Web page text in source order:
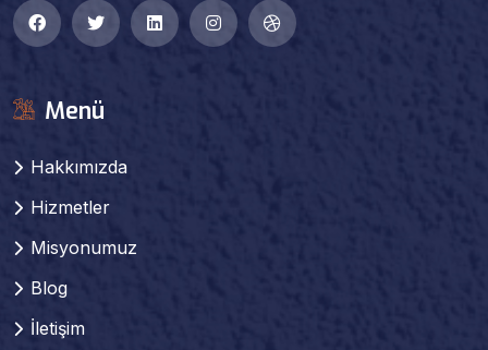
Menü
Hakkımızda
Hizmetler
Misyonumuz
Blog
İletişim